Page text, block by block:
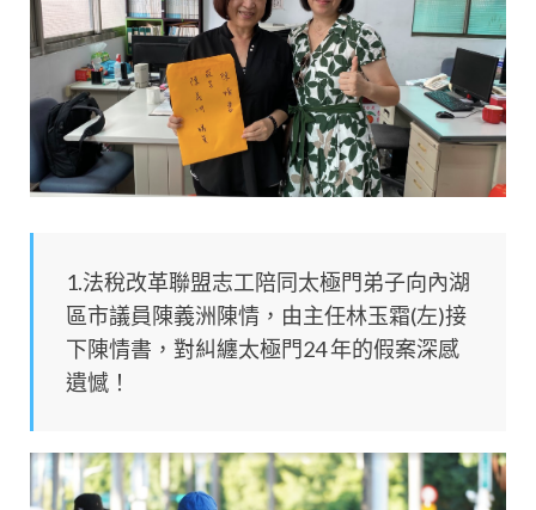
1.法稅改革聯盟志工陪同太極門弟子向內湖
區市議員陳義洲陳情，由主任林玉霜(左)接
下陳情書，對糾纏太極門24 年的假案深感
遺憾！